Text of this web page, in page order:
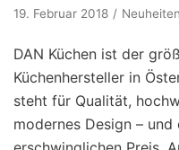
19. Februar 2018 Neuheiten
DAN Küchen ist der
Küchenhersteller in
steht für Qualität,
modernes Design –